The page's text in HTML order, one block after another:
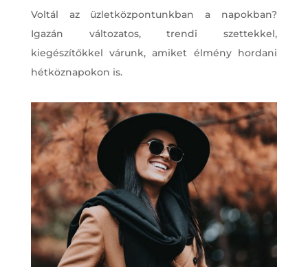
Voltál az üzletközpontunkban a napokban?
Igazán változatos, trendi szettekkel,
kiegészítőkkel várunk, amiket élmény hordani
hétköznapokon is.